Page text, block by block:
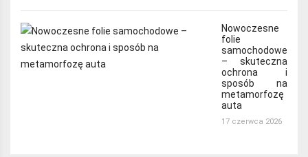
Nowoczesne
folie
samochodowe
– skuteczna
ochrona i
sposób na
metamorfozę
auta
17 czerwca 2026